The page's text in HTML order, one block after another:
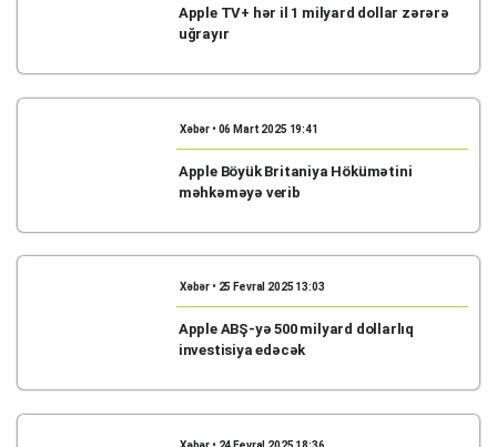
Apple TV+ hər il 1 milyard dollar zərərə
uğrayır
Xəbər • 06 Mart 2025 19:41
Apple Böyük Britaniya Hökümətini
məhkəməyə verib
Xəbər • 25 Fevral 2025 13:03
Apple ABŞ-yə 500 milyard dollarlıq
investisiya edəcək